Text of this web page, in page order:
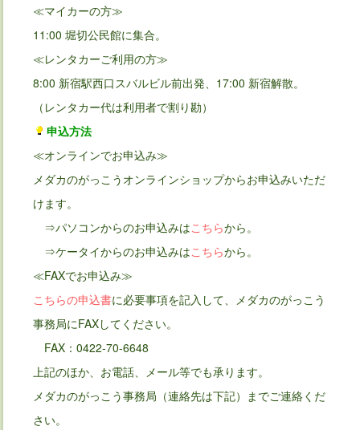
≪マイカーの方≫
11:00 堀切公民館に集合。
≪レンタカーご利用の方≫
8:00 新宿駅西口スバルビル前出発、17:00 新宿解散。
（レンタカー代は利用者で割り勘）
申込方法
≪オンラインでお申込み≫
メダカのがっこうオンラインショップからお申込みいただ
けます。
⇒パソコンからのお申込みはこちらから。
⇒ケータイからのお申込みはこちらから。
≪FAXでお申込み≫
こちらの申込書に必要事項を記入して、メダカのがっこう
事務局にFAXしてください。
FAX：0422-70-6648
上記のほか、お電話、メール等でも承ります。
メダカのがっこう事務局（連絡先は下記）までご連絡くだ
さい。